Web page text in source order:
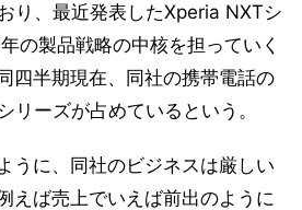
り、最近発表したXperia NXTシ
の製品戦略の中核を担っていく
四半期現在、同社の携帯電話の
リーズが占めているという。
うに、同社のビジネスは厳しい
えば売上でいえば前出のように